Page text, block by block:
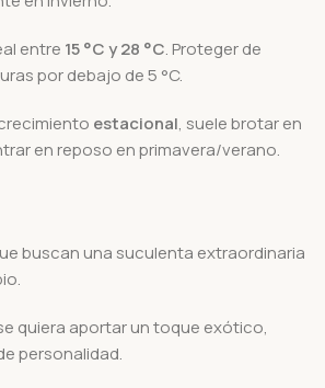
entre 15 °C y 28 °C. Proteger de
por debajo de 5 °C.
estacional, suele brotar en
en reposo en primavera/verano.
buscan una suculenta extraordinaria
quiera aportar un toque exótico,
personalidad.